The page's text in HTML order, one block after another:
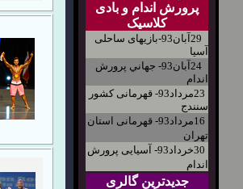
پرورش اندام و بادی
کلاسیک
29آبان93-بازیهای ساحلی
آسیا
24آبان93- جهاني پرورش
اندام
23مرداد93- قهرمانی کشور
سنندج
16مرداد93- قهرمانی استان
تهران
30خرداد93- آسیایی پرورش
اندام
جدیدترین گالری